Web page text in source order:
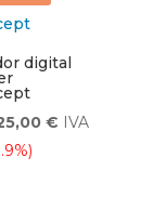
digital
€ El
IVA